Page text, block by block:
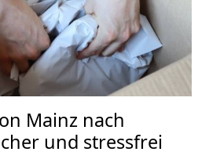
Mainz nach
und stressfrei